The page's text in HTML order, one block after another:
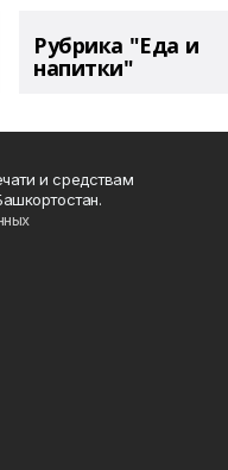
Рубрика "Еда и
напитки"
и средствам